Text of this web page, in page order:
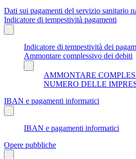
Dati sui pagamenti del servizio sanitario
Indicatore di tempestività pagamenti
Indicatore di tempestività dei
Ammontare complessivo dei debiti
AMMONTARE
NUMERO DELLE
IBAN e pagamenti informatici
IBAN e pagamenti informatici
Opere pubbliche